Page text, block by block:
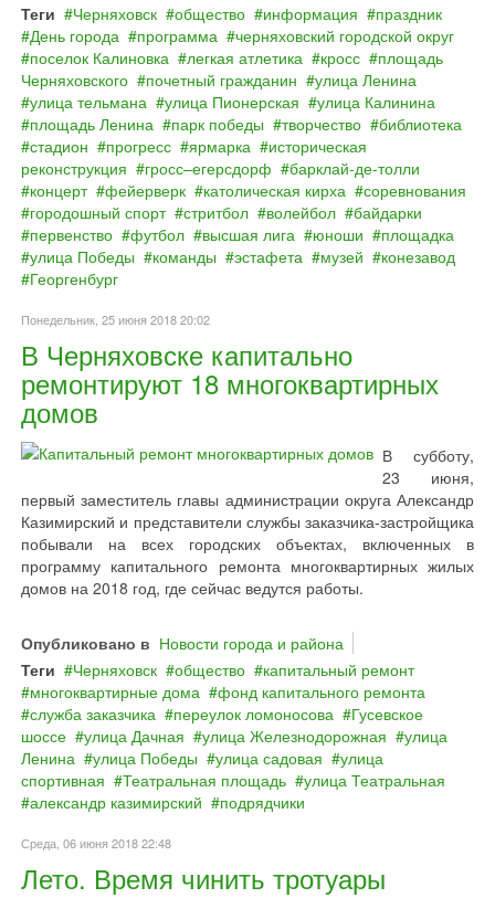
Теги
Черняховск общество информация
праздник
День города
программа
черняховский городской округ
поселок Калиновка
легкая атлетика кросс
площадь
Черняховского
почетный гражданин
улица Ленина
улица тельмана
улица Пионерская
улица Калинина
площадь Ленина
парк победы творчество
библиотека
стадион
прогресс ярмарка
историческая
реконструкция
гросс–егерсдорф
барклай‐де‐толли
концерт
фейерверк католическая кирха
соревнования
городошный спорт
стритбол волейбол
байдарки
первенство
футбол высшая лига юноши
площадка
улица Победы
команды эстафета музей
конезавод
Георгенбург
Понедельник, 25 июня 2018 20:02
В Черняховске капитально
ремонтируют 18 многоквартирных
домов
В субботу,
23 июня,
первый заместитель главы администрации округа Александр
Казимирский и представители службы заказчика-застройщика
побывали на всех городских объектах, включенных в
программу капитального ремонта многоквартирных жилых
домов на 2018 год, где сейчас ведутся работы.
Опубликовано в Новости города и района
Теги
Черняховск общество
капитальный ремонт
многоквартирные дома
фонд капитального ремонта
служба заказчика
переулок ломоносова
Гусевское
шоссе
улица Дачная улица Железнодорожная
улица
Ленина
улица Победы улица садовая
улица
спортивная
Театральная площадь
улица Театральная
александр казимирский
подрядчики
Среда, 06 июня 2018 22:48
Лето. Время чинить тротуары